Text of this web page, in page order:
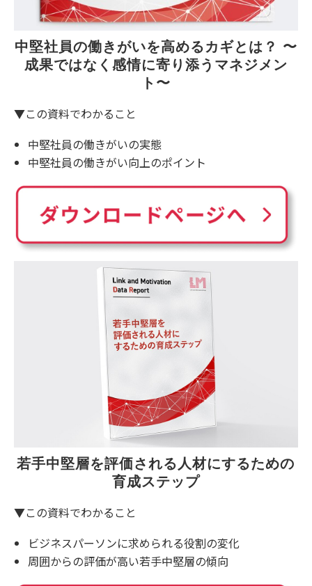
中堅社員の働きがいを高めるカギとは？ 〜
成果ではなく感情に寄り添うマネジメン
ト〜
▼この資料でわかること
中堅社員の働きがいの実態
中堅社員の働きがい向上のポイント
若手中堅層を評価される人材にするための
育成ステップ
▼この資料でわかること
ビジネスパーソンに求められる役割の変化
周囲からの評価が高い若手中堅層の傾向